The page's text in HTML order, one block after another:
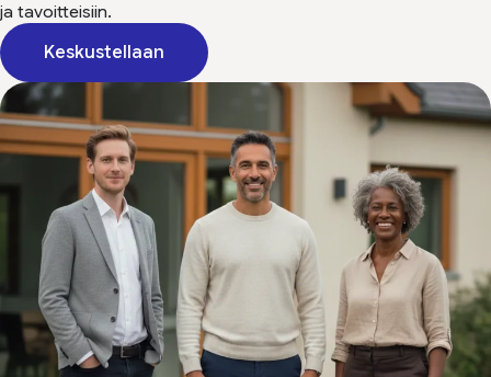
ja tavoitteisiin.
Keskustellaan